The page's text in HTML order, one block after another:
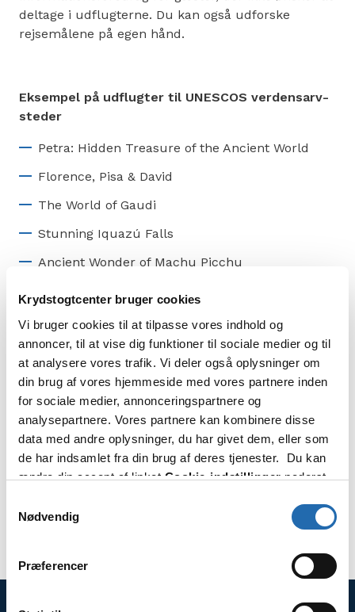
Krydstogtcenter bruger cookies
Vi bruger cookies til at tilpasse vores indhold og
annoncer, til at vise dig funktioner til sociale medier og til
at analysere vores trafik. Vi deler også oplysninger om
din brug af vores hjemmeside med vores partnere inden
for sociale medier, annonceringspartnere og
analysepartnere. Vores partnere kan kombinere disse
data med andre oplysninger, du har givet dem, eller som
de har indsamlet fra din brug af deres tjenester. Du kan
ændre din accept af linketCookie-indstillingernederst
Nødvendig
Præferencer
deltage i udflugterne. Du kan også udforske
rejsemålene på egen hånd.
Eksempel på udflugter til UNESCOS verdensarv-
steder
Petra: Hidden Treasure of the Ancient World
Florence, Pisa & David
The World of Gaudi
Stunning Iquazú Falls
Ancient Wonder of Machu Picchu
Eksempel på udflugter ved rejsemålene
Sydney Harbour Bridge Climbing
Taronga Zoo Sunset Walk
Private Car, full day with a guide
Picturesque Positano with Lunch
Discover Barbados